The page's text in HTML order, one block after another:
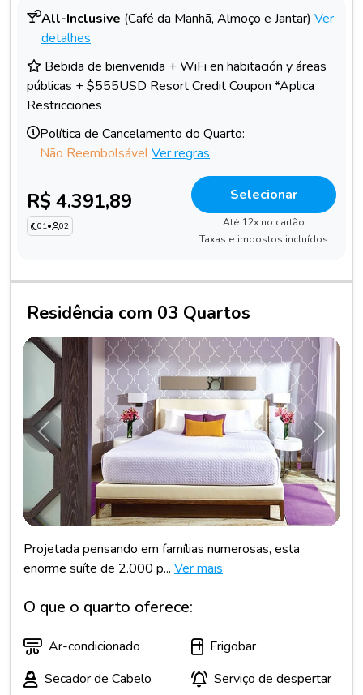
All-Inclusive (Café da Manhã, Almoço e Jantar) Ver
detalhes
Bebida de bienvenida + WiFi en habitación y áreas
públicas + $555USD Resort Credit Coupon *Aplica
Restricciones
Política de Cancelamento do Quarto:
Não ReembolsávelVer regras
R$ 4.391,89
01• 02
Selecionar
Até 12x no cartão
Taxas e impostos incluídos
Residência com 03 Quartos
Anterior
Projetada pensando em famílias numerosas, esta
enorme suíte de 2.000 p... Ver mais
O que o quarto oferece:
Ar-condicionado
Frigobar
Secador de Cabelo
Serviço de despertar